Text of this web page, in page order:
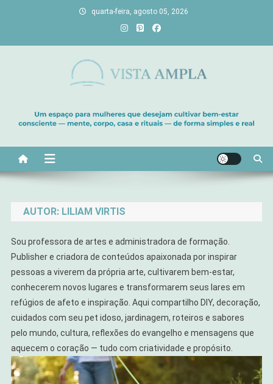
quarta-feira, agosto 05, 2026
bem-estar e encontre seu propósito. Inspiração diária para uma
vida com mais luz e significado!
AUTOR: LILIAM VIRTIS
Sou professora de artes e administradora de formação.
Publisher e criadora de conteúdos apaixonada por inspirar
pessoas a viverem da própria arte, cultivarem bem-estar,
conhecerem novos lugares e transformarem seus lares em
refúgios de afeto e inspiração. Aqui compartilho DIY, decoração,
cuidados com seu pet idoso, jardinagem, roteiros e sabores
pelo mundo, cultura, reflexões do evangelho e mensagens que
aquecem o coração — tudo com criatividade e propósito.